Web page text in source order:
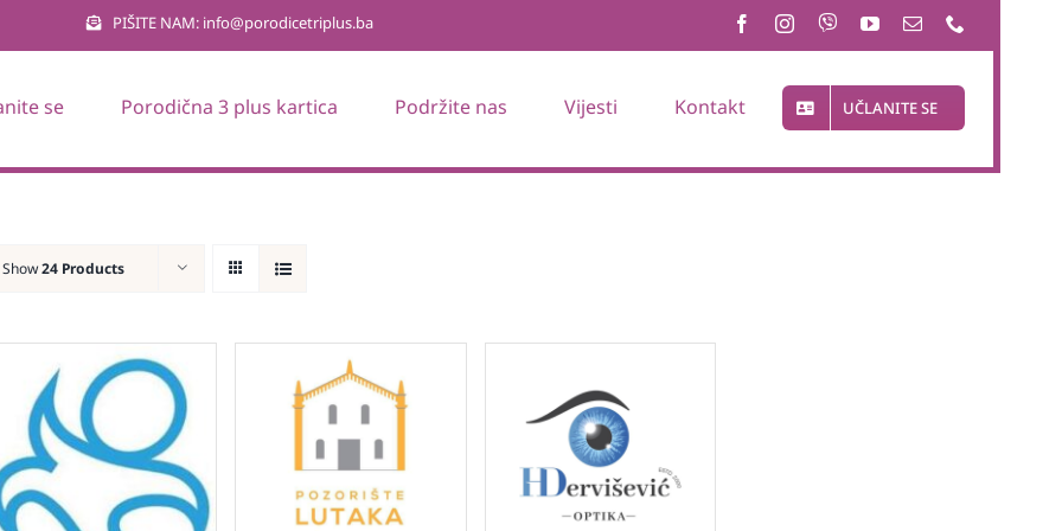
PIŠITE NAM: info@porodicetriplus.ba
se Porodična 3 plus kartica Podržite nas Vijesti Kontakt UČLANITE SE
Show24 Products